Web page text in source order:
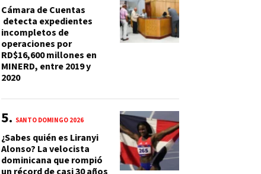
Cámara de Cuentas
detecta expedientes
incompletos de
operaciones por
RD$16,600 millones en
MINERD, entre 2019 y
2020
SANTO DOMINGO 2026
¿Sabes quién es Liranyi
Alonso? La velocista
dominicana que rompió